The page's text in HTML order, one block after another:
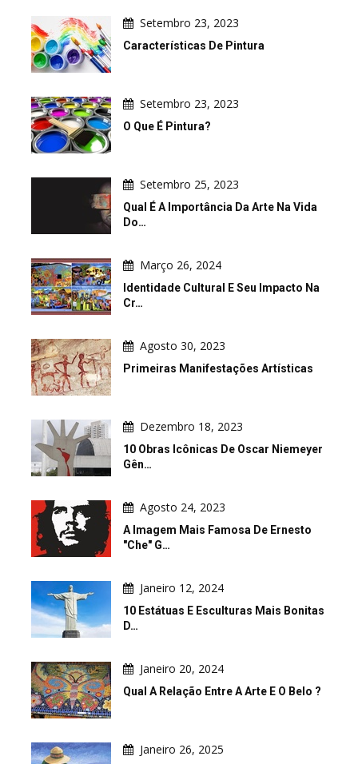
Setembro 23, 2023
Características De Pintura
Setembro 23, 2023
O Que É Pintura?
Setembro 25, 2023
Qual É A Importância Da Arte Na Vida
Do…
Março 26, 2024
Identidade Cultural E Seu Impacto Na
Cr…
Agosto 30, 2023
Primeiras Manifestações Artísticas
Dezembro 18, 2023
10 Obras Icônicas De Oscar Niemeyer
Gên…
Agosto 24, 2023
A Imagem Mais Famosa De Ernesto
"Che" G…
Janeiro 12, 2024
10 Estátuas E Esculturas Mais Bonitas
D…
Janeiro 20, 2024
Qual A Relação Entre A Arte E O Belo ?
Janeiro 26, 2025